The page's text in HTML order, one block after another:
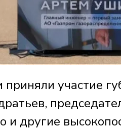
участие
и другие